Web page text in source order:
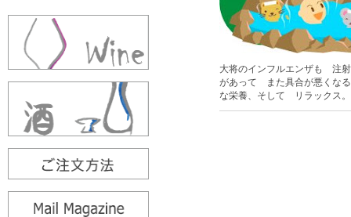
大将のインフルエンザも 注
があって また具合が悪くな
な栄養、そして リラックス